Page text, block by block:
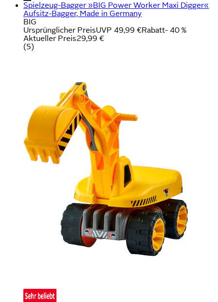
Spielzeug-Bagger »BIG Power Worker Maxi Digger«
Aufsitz-Bagger, Made in Germany
BIG
Ursprünglicher PreisUVP 49,99 €Rabatt- 40 %
Aktueller Preis29,99 €
(5)